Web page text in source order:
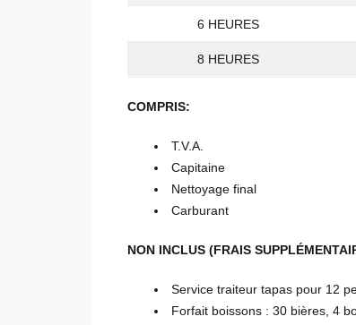
6 HEURES
8 HEURES
COMPRIS:
T.V.A.
Capitaine
Nettoyage final
Carburant
NON INCLUS (FRAIS
Service traiteur tapas pour 12
Forfait boissons : 30 bières, 4